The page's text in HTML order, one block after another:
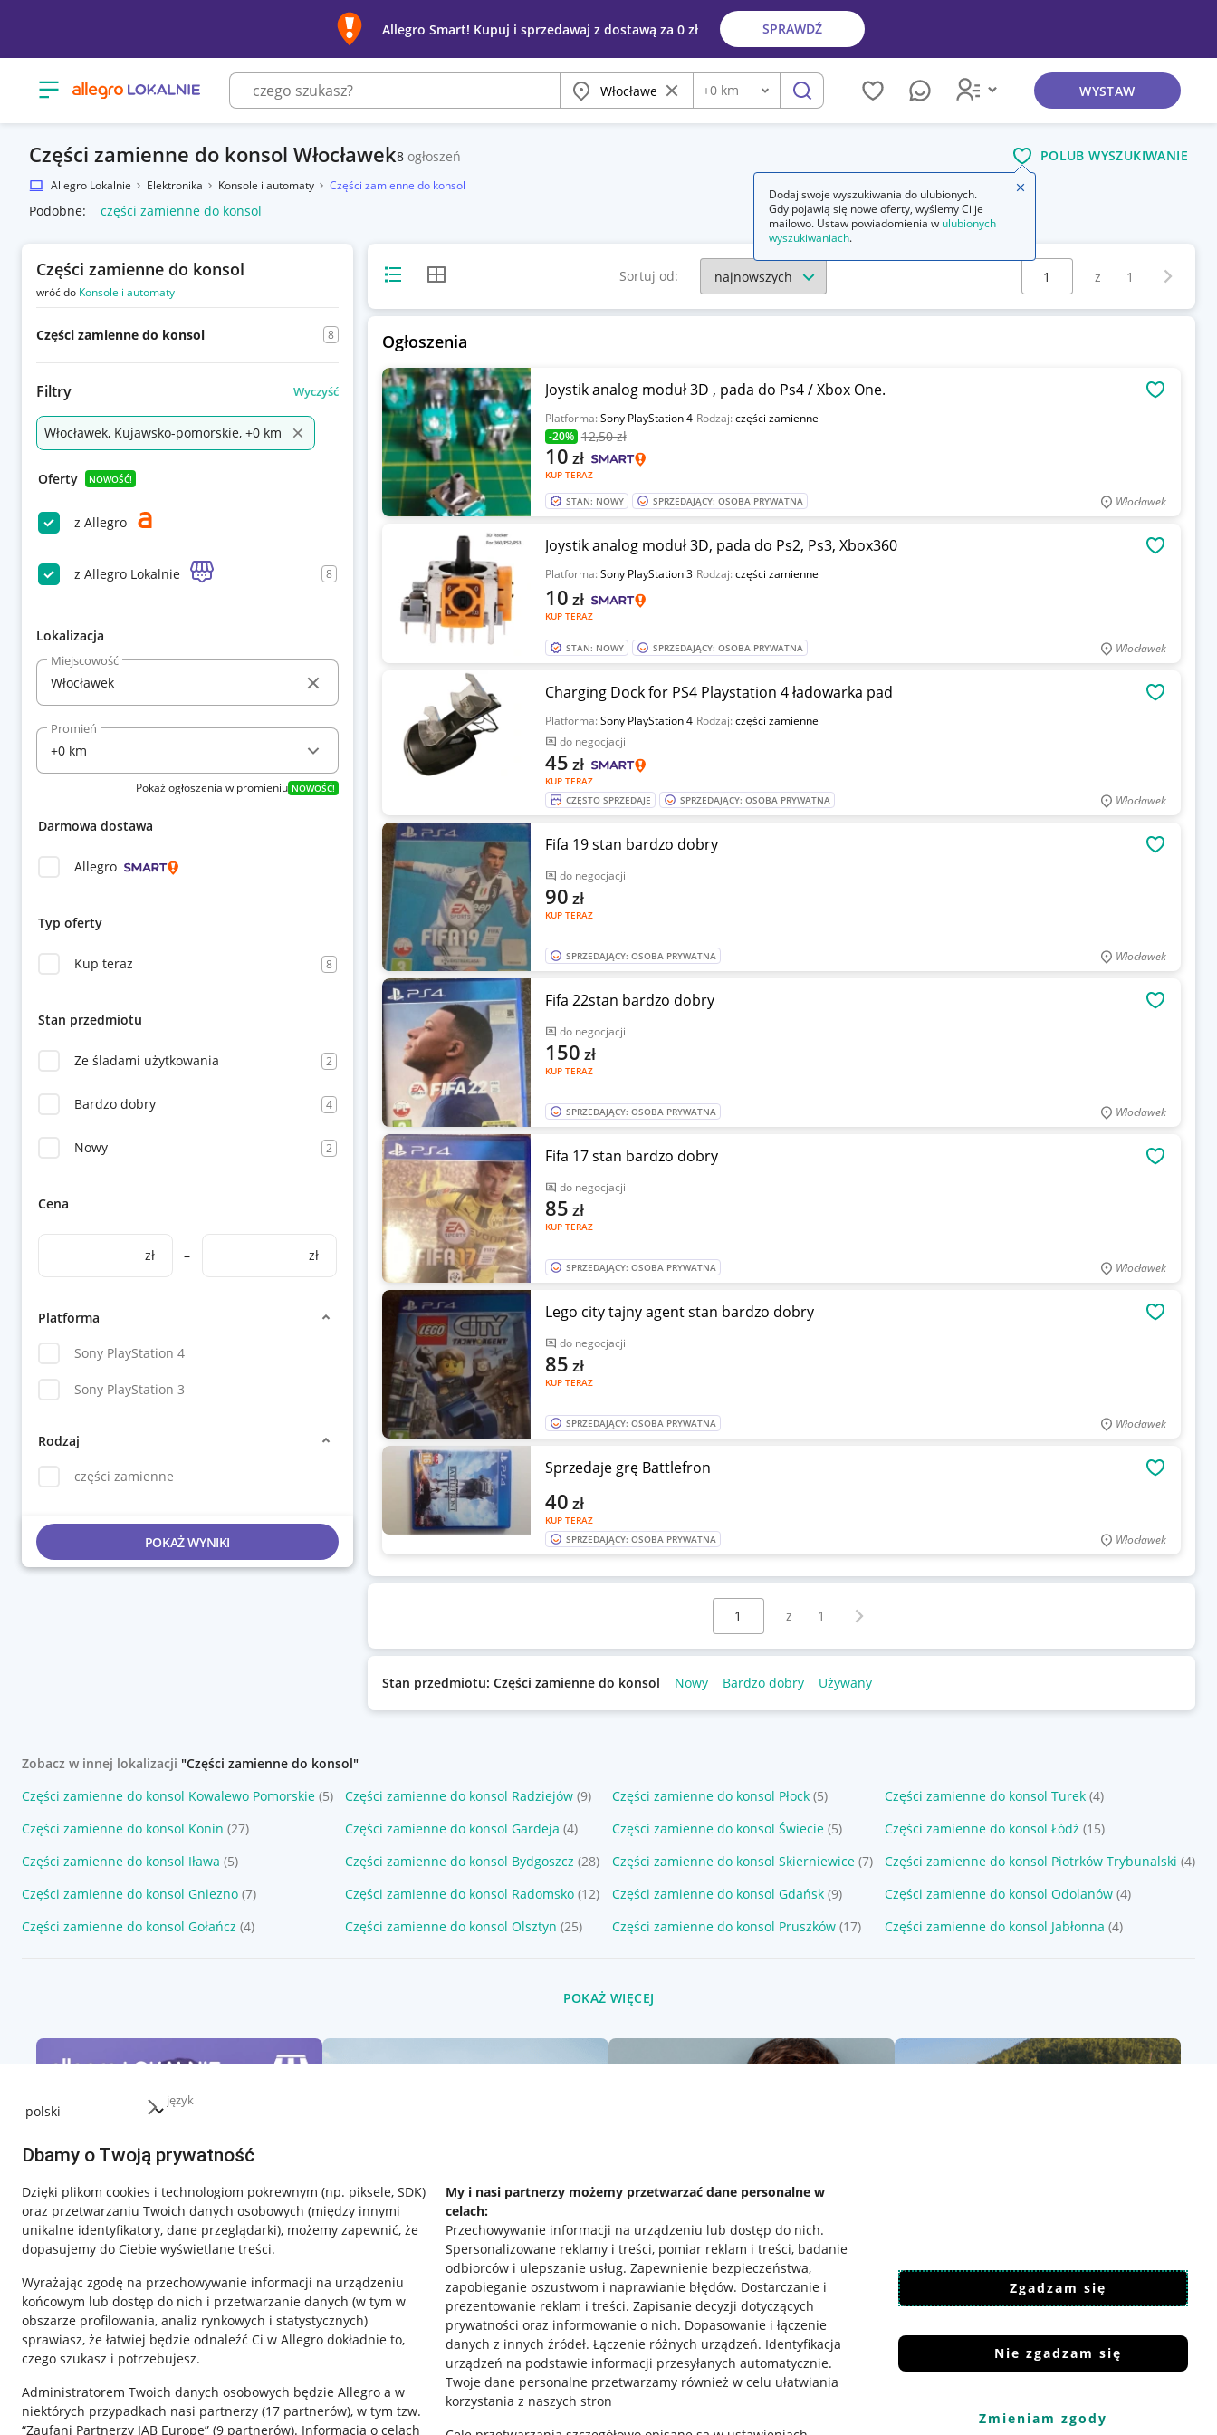
język
Dbamy o Twoją prywatność
Dzięki plikom cookies i technologiom pokrewnym (np. piksele, SDK)
oraz przetwarzaniu Twoich danych osobowych (między innymi
unikalne identyfikatory, dane przeglądarki), możemy zapewnić, że
dopasujemy do Ciebie wyświetlane treści.
Wyrażając zgodę na przechowywanie informacji na urządzeniu
końcowym lub dostęp do nich i przetwarzanie danych (w tym w
obszarze profilowania, analiz rynkowych i statystycznych)
sprawiasz, że łatwiej będzie odnaleźć Ci w Allegro dokładnie to,
czego szukasz i potrzebujesz.
Administratorem Twoich danych osobowych będzie Allegro a w
niektórych przypadkach nasi partnerzy (17 partnerów), w tym tzw.
“Zaufani Partnerzy IAB Europe” (9 partnerów). Informacja o celach
My i nasi partnerzy możemy przetwarzać dane personalne w
celach:
Przechowywanie informacji na urządzeniu lub dostęp do nich.
Spersonalizowane reklamy i treści, pomiar reklam i treści, badanie
odbiorców i ulepszanie usług. Zapewnienie bezpieczeństwa,
zapobieganie oszustwom i naprawianie błędów. Dostarczanie i
prezentowanie reklam i treści. Zapisanie decyzji dotyczących
prywatności oraz informowanie o nich. Dopasowanie i łączenie
danych z innych źródeł. Łączenie różnych urządzeń. Identyfikacja
urządzeń na podstawie informacji przesyłanych automatycznie.
Twoje dane personalne przetwarzamy również w celu ułatwiania
korzystania z naszych stron
Zgadzam się
Nie zgadzam się
Zmieniam zgody
Allegro Smart! Kupuj i sprzedawaj z dostawą za 0 zł SPRAWDŹ
Otwórz menu z kategoriami Miasto Wyczyść frazę
Odległość
+0 km szukaj WYSTAW
Części zamienne do konsol Włocławek8 ogłoszeń POLUB WYSZUKIWANIE
Allegro Lokalnie Elektronika Konsole i automaty Części zamienne do konsol
Podobne: części zamienne do konsol
Części zamienne do konsol
wróć do Konsole i automaty
Części zamienne do konsol 8
Filtry Wyczyść
Włocławek, Kujawsko-pomorskie, +0 km
Oferty NOWOŚĆ!
z Allegro
z Allegro Lokalnie 8
Lokalizacja
Miejscowość
Promień
Pokaż ogłoszenia w promieniu NOWOŚĆ!
Darmowa dostawa
Allegro
Typ oferty
Kup teraz 8
Stan przedmiotu
Ze śladami użytkowania 2
Bardzo dobry 4
Nowy 2
Cena
zł – zł
Platforma
Sony PlayStation 4
Sony PlayStation 3
Rodzaj
części zamienne
POKAŻ WYNIKI
Widok listyWidok siatki Sortuj od:
Wybierz stronę:
z 1
Ogłoszenia
Joystik analog moduł 3D , pada do Ps4 / Xbox One.
Platforma:Sony PlayStation 4 Rodzaj:części zamienne
-20% 12,50 zł
KUP TERAZ
10 zł
STAN: NOWY SPRZEDAJĄCY: OSOBA PRYWATNA Włocławek
Joystik analog moduł 3D, pada do Ps2, Ps3, Xbox360
Platforma:Sony PlayStation 3 Rodzaj:części zamienne
KUP TERAZ
10 zł
STAN: NOWY SPRZEDAJĄCY: OSOBA PRYWATNA Włocławek
Charging Dock for PS4 Playstation 4 ładowarka pad
Platforma:Sony PlayStation 4 Rodzaj:części zamienne
do negocjacji
KUP TERAZ
45 zł
CZĘSTO SPRZEDAJE SPRZEDAJĄCY: OSOBA PRYWATNA Włocławek
Fifa 19 stan bardzo dobry
do negocjacji
KUP TERAZ
90 zł
SPRZEDAJĄCY: OSOBA PRYWATNA Włocławek
Fifa 22stan bardzo dobry
do negocjacji
KUP TERAZ
150 zł
SPRZEDAJĄCY: OSOBA PRYWATNA Włocławek
Fifa 17 stan bardzo dobry
do negocjacji
KUP TERAZ
85 zł
SPRZEDAJĄCY: OSOBA PRYWATNA Włocławek
Lego city tajny agent stan bardzo dobry
do negocjacji
KUP TERAZ
85 zł
SPRZEDAJĄCY: OSOBA PRYWATNA Włocławek
Sprzedaje grę Battlefron
KUP TERAZ
40 zł
SPRZEDAJĄCY: OSOBA PRYWATNA Włocławek
Wybierz stronę:
z 1 Następna strona
Stan przedmiotu: Części zamienne do konsol Nowy Bardzo dobry Używany
Zobacz w innej lokalizacji "Części zamienne do konsol"
Części zamienne do konsol Kowalewo Pomorskie (5) Części zamienne do konsol Radziejów (9) Części zamienne do konsol Płock (5) Części zamienne do konsol Turek (4)
Części zamienne do konsol Konin (27) Części zamienne do konsol Gardeja (4) Części zamienne do konsol Świecie (5) Części zamienne do konsol Łódź (15)
Części zamienne do konsol Iława (5) Części zamienne do konsol Bydgoszcz (28) Części zamienne do konsol Skierniewice (7) Części zamienne do konsol Piotrków Trybunalski (4)
Części zamienne do konsol Gniezno (7) Części zamienne do konsol Radomsko (12) Części zamienne do konsol Gdańsk (9) Części zamienne do konsol Odolanów (4)
Części zamienne do konsol Gołańcz (4) Części zamienne do konsol Olsztyn (25) Części zamienne do konsol Pruszków (17) Części zamienne do konsol Jabłonna (4)
POKAŻ WIĘCEJ
Przydatne informacje
Jak to działa
Regulamin
Pobierz aplikację
Dodaj swoje wyszukiwania do ulubionych.
Gdy pojawią się nowe oferty, wyślemy Ci je
mailowo. Ustaw powiadomienia w ulubionych
wyszukiwaniach.
Zamknij wskazówkę